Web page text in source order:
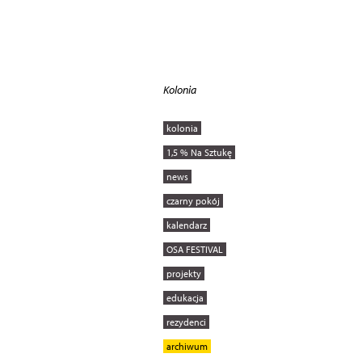
Kolonia
kolonia
1,5 % Na Sztukę
news
czarny pokój
kalendarz
OSA FESTIVAL
projekty
edukacja
rezydenci
archiwum